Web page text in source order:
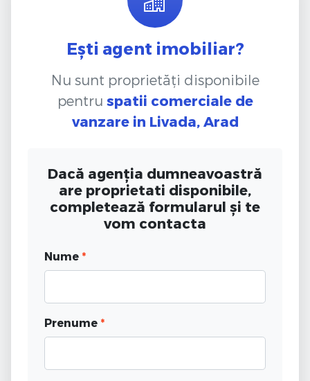
Ești agent imobiliar?
Nu sunt proprietăți disponibile
pentru spatii comerciale de
vanzare in Livada, Arad
Dacă agenția dumneavoastră
are proprietati disponibile,
completează formularul și te
vom contacta
Nume *
Prenume *